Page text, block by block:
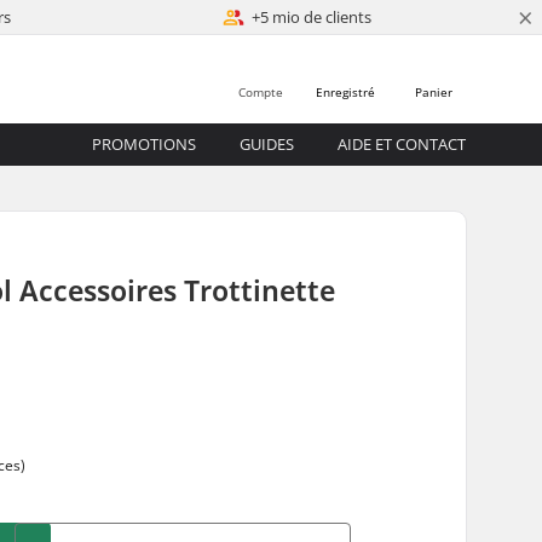
+5 mio de clients ×
Panier
Enregistré
Compte
PROMOTIONS GUIDES AIDE ET CONTACT
Accessoires Trottinette